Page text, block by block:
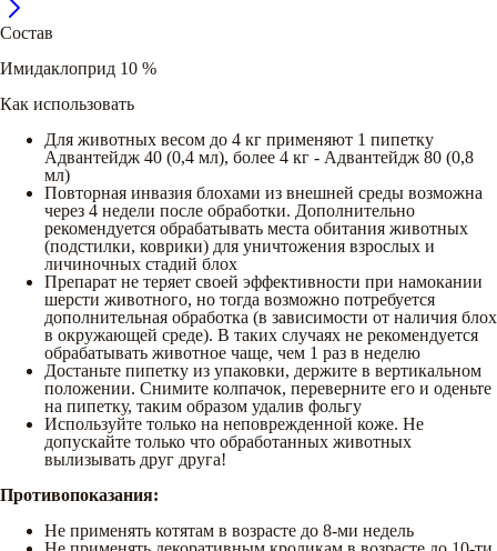
Состав
Имидаклоприд 10 %
Как использовать
Для животных весом до 4 кг применяют 1 пипетку
Адвантейдж 40 (0,4 мл), более 4 кг - Адвантейдж 80 (0,8
мл)
Повторная инвазия блохами из внешней среды возможна
через 4 недели после обработки. Дополнительно
рекомендуется обрабатывать места обитания животных
(подстилки, коврики) для уничтожения взрослых и
личиночных стадий блох
Препарат не теряет своей эффективности при намокании
шерсти животного, но тогда возможно потребуется
дополнительная обработка (в зависимости от наличия блох
в окружающей среде). В таких случаях не рекомендуется
обрабатывать животное чаще, чем 1 раз в неделю
Достаньте пипетку из упаковки, держите в вертикальном
положении. Снимите колпачок, переверните его и оденьте
на пипетку, таким образом удалив фольгу
Используйте только на неповрежденной коже. Не
допускайте только что обработанных животных
вылизывать друг друга!
Противопоказания:
Не применять котятам в возрасте до 8-ми недель